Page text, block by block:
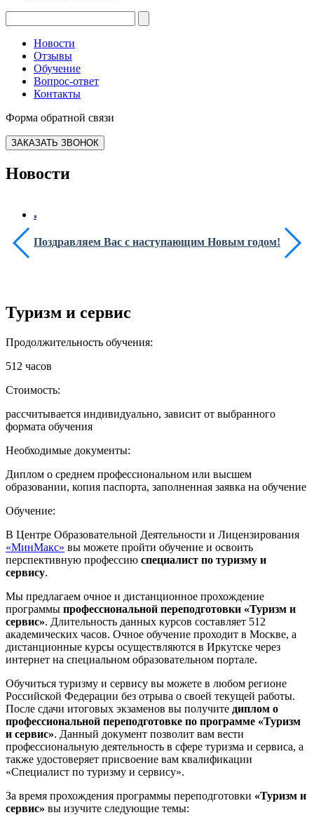
Новости
Отзывы
Обучение
Вопрос-ответ
Контакты
Форма обратной связи
ЗАКАЗАТЬ ЗВОНОК
Новости
Поздравляем Вас с наступающим Новым годом!
Туризм и сервис
Продолжительность обучения:
512 часов
Стоимость:
рассчитывается индивидуально, зависит от выбранного
формата обучения
Необходимые документы:
Диплом о среднем профессиональном или высшем
образовании, копия паспорта, заполненная заявка на обучение
Обучение:
В Центре Образовательной Деятельности и Лицензирования
«МинМакс» вы можете пройти обучение и освоить
перспективную профессию специалист по туризму и
сервису.
Мы предлагаем очное и дистанционное прохождение
программы профессиональной переподготовки «Туризм и
сервис». Длительность данных курсов составляет 512
академических часов. Очное обучение проходит в Москве, а
дистанционные курсы осуществляются в Иркутске через
интернет на специальном образовательном портале.
Обучиться туризму и сервису вы можете в любом регионе
Российской Федерации без отрыва о своей текущей работы.
После сдачи итоговых экзаменов вы получите диплом о
профессиональной переподготовке по программе «Туризм
и сервис». Данный документ позволит вам вести
профессиональную деятельность в сфере туризма и сервиса, а
также удостоверяет присвоение вам квалификации
«Специалист по туризму и сервису».
За время прохождения программы переподготовки «Туризм и
сервис» вы изучите следующие темы: